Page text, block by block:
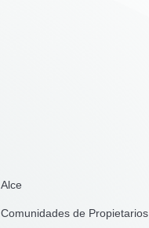
Alce
Comunidades de Propietarios